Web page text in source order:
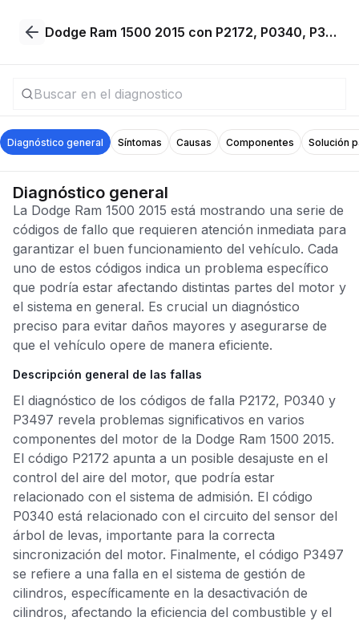
Dodge Ram 1500 2015 con P2172, P0340, P3497
Diagnóstico general Síntomas Causas Componentes Solución
Diagnóstico general
La Dodge Ram 1500 2015 está mostrando una serie de
códigos de fallo que requieren atención inmediata para
garantizar el buen funcionamiento del vehículo. Cada
uno de estos códigos indica un problema específico
que podría estar afectando distintas partes del motor y
el sistema en general. Es crucial un diagnóstico
preciso para evitar daños mayores y asegurarse de
que el vehículo opere de manera eficiente.
Descripción general de las fallas
El diagnóstico de los códigos de falla P2172, P0340 y
P3497 revela problemas significativos en varios
componentes del motor de la Dodge Ram 1500 2015.
El código P2172 apunta a un posible desajuste en el
control del aire del motor, que podría estar
relacionado con el sistema de admisión. El código
P0340 está relacionado con el circuito del sensor del
árbol de levas, importante para la correcta
sincronización del motor. Finalmente, el código P3497
se refiere a una falla en el sistema de gestión de
cilindros, específicamente en la desactivación de
cilindros, afectando la eficiencia del combustible y el